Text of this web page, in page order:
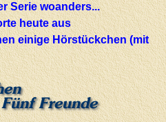
Serie woanders...
heute aus
einige Hörstückchen (mit
Freunde